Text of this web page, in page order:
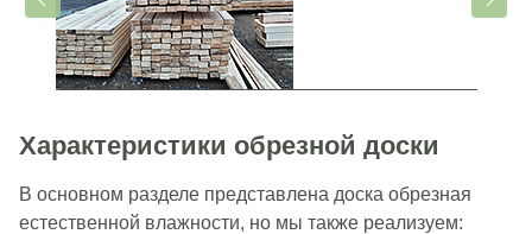
Характеристики обрезной доски
В основном разделе представлена доска обрезная
естественной влажности, но мы также реализуем: